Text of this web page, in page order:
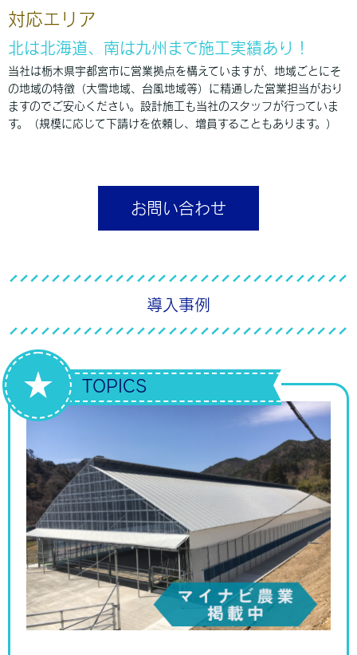
対応エリア
北は北海道、南は九州まで施工実績あり！
当社は栃木県宇都宮市に営業拠点を構えていますが、地域ごとにそ
の地域の特徴（大雪地域、台風地域等）に精通した営業担当がおり
ますのでご安心ください。設計施工も当社のスタッフが行っていま
す。（規模に応じて下請けを依頼し、増員することもあります。）
お問い合わせ
導入事例
TOPICS
★